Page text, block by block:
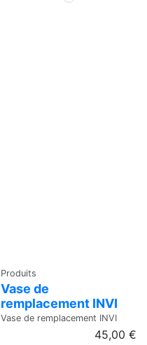
Produits
Vase de
remplacement INVI
Vase de remplacement INVI
45,00 €